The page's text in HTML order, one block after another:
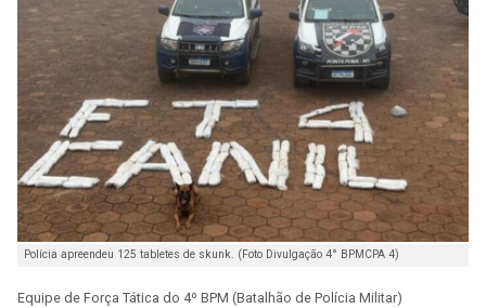
Polícia apreendeu 125 tabletes de skunk. (Foto Divulgação 4° BPMCPA 4)
Equipe de Força Tática do 4º BPM (Batalhão de Polícia Militar)